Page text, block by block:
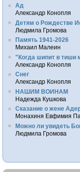
Ад
Александр Конопля
Детям о Рождестве
Людмила Громова
Память 1941-2026
Михаил Малеин
"Когда шипит в тиши
Александр Конопля
Снег
Александр Конопля
НАШИМ ВОИНАМ
Надежда Кушкова
Сказание о жене
Монахиня Евфимия
Можно ли увидеть
Людмила Громова